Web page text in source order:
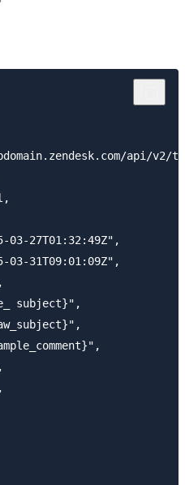
api/v2/
03-27T01:32:49Z",
03-31T09:01:09Z",
subject}",